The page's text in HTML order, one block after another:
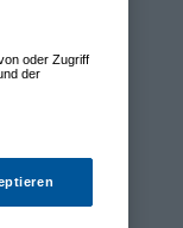
oder Zugriff
der